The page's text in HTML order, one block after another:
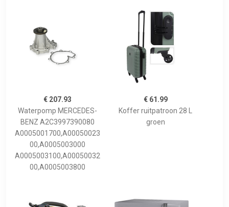
€ 207.93
Waterpomp MERCEDES-
BENZ A2C3997390080
A0005001700,A00050023
00,A0005003000
A0005003100,A00050032
00,A0005003800
€ 61.99
Koffer ruitpatroon 28 L
groen